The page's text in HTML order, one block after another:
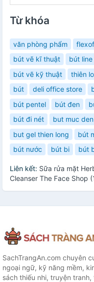
Từ khóa
văn phòng phẩm
bút vẽ kĩ thuật
bút
bút vẽ kỹ thuật
thiên
bút
deli office store
bút pentel
bút đen
bút đi nét
but muc den
but gel thien long
bút
bút nước
bút bi bút
Liên kết: Sữa rửa mặt
Cleanser The Face Shop
SachTrangAn.com chuyên
ngoại ngữ, kỹ năng mềm,
sách thiếu nhi, truyện